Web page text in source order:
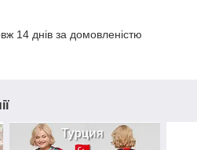
14 днів за домовленістю